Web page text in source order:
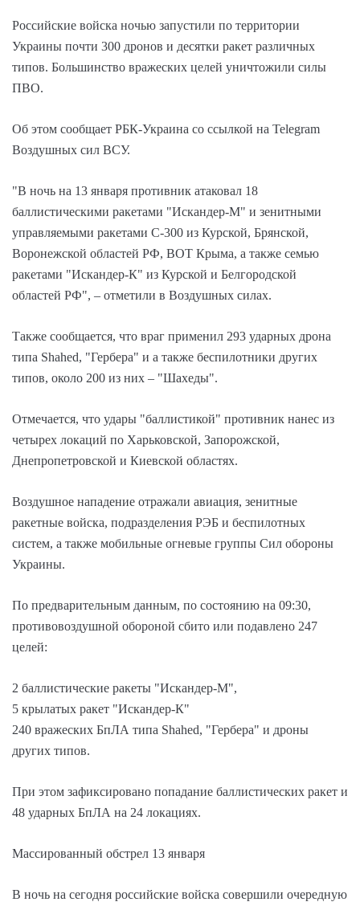
Российские войска ночью запустили по территории
Украины почти 300 дронов и десятки ракет различных
типов. Большинство вражеских целей уничтожили силы
ПВО.
Об этом сообщает РБК-Украина со ссылкой на Telegram
Воздушных сил ВСУ.
"В ночь на 13 января противник атаковал 18
баллистическими ракетами "Искандер-М" и зенитными
управляемыми ракетами С-300 из Курской, Брянской,
Воронежской областей РФ, ВОТ Крыма, а также семью
ракетами "Искандер-К" из Курской и Белгородской
областей РФ", – отметили в Воздушных силах.
Также сообщается, что враг применил 293 ударных дрона
типа Shahed, "Гербера" и а также беспилотники других
типов, около 200 из них – "Шахеды".
Отмечается, что удары "баллистикой" противник нанес из
четырех локаций по Харьковской, Запорожской,
Днепропетровской и Киевской областях.
Воздушное нападение отражали авиация, зенитные
ракетные войска, подразделения РЭБ и беспилотных
систем, а также мобильные огневые группы Сил обороны
Украины.
По предварительным данным, по состоянию на 09:30,
противовоздушной обороной сбито или подавлено 247
целей:
2 баллистические ракеты "Искандер-М",
5 крылатых ракет "Искандер-К"
240 вражеских БпЛА типа Shahed, "Гербера" и дроны
других типов.
При этом зафиксировано попадание баллистических ракет и
48 ударных БпЛА на 24 локациях.
Массированный обстрел 13 января
В ночь на сегодня российские войска совершили очередную